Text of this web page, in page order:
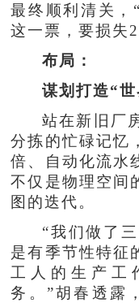
最终顺利清关，
这一票，要损失
布局：
谋划打造“
站在新旧厂
分拣的忙碌记忆
倍、自动化流水
不仅是物理空间
图的迭代。
“我们做了
是有季节性特征
工人的生产工
务。”胡春透露